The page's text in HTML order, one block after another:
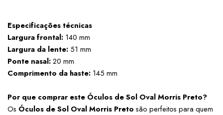
Especificações técnicas
Largura frontal: 140 mm
Largura da lente: 51 mm
Ponte nasal: 20 mm
Comprimento da haste: 145 mm
Por que comprar este Óculos de Sol Oval Morris Preto?
Os Óculos de Sol Oval Morris Preto são perfeitos para quem